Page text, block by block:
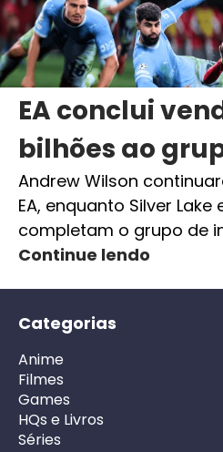
EA conclui
bilhões ao
Andrew Wilson
EA, enquanto Silver
completam o grupo de
Continue lendo
Categorias
Anime
Filmes
Games
HQs e Livros
Séries